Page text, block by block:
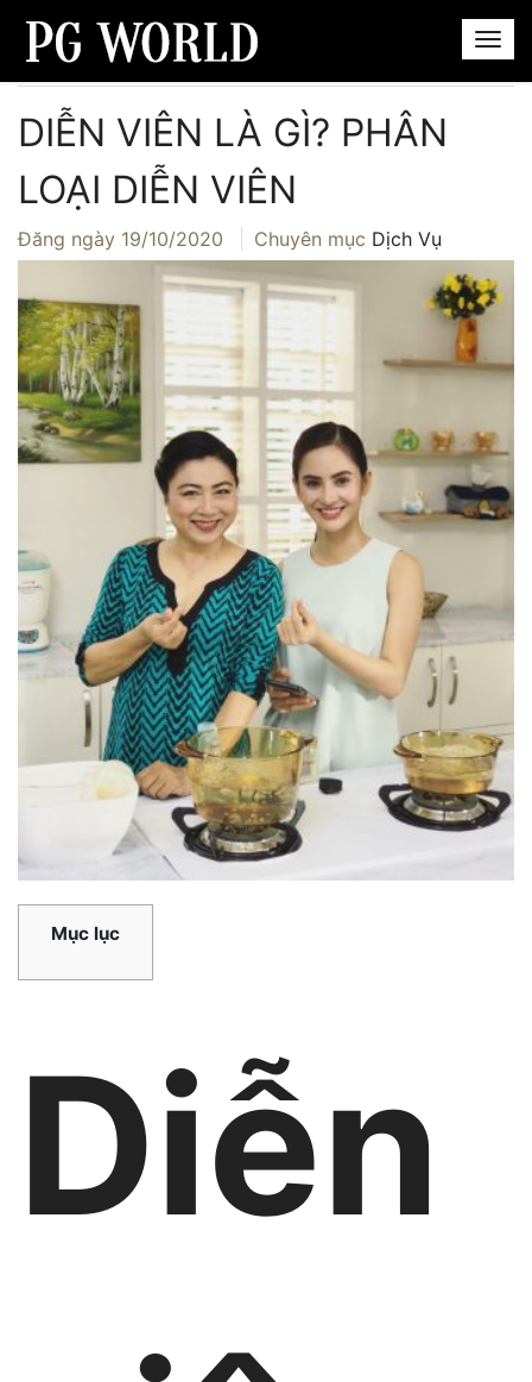
Trang chủ › Dịch Vụ›Diễn viên là gì? Phân loại diễn viên
DIỄN VIÊN LÀ GÌ? PHÂN
LOẠI DIỄN VIÊN
Đăng ngày 19/10/2020 Chuyên mục Dịch Vụ
Mục lục
Diễn